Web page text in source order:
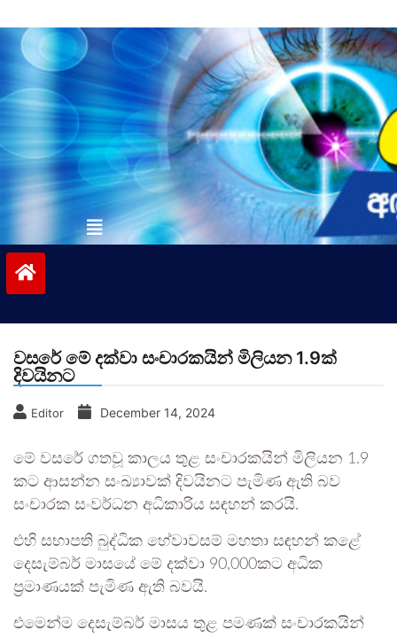
to
contentvinivida.lk
වසරේ මේ දක්වා සංචාරකයින් මිලියන 1.9ක්
දිවයිනට
Editor December 14, 2024
මේ වසරේ ගතවූ කාලය තුළ සංචාරකයින් මිලියන 1.9
කට ආසන්න සංඛ්‍යාවක් දිවයිනට පැමිණ ඇති බව
සංචාරක සංවර්ධන අධිකාරිය සඳහන් කරයි.
එහි සභාපති බුද්ධික හේවාවසම් මහතා සඳහන් කළේ
දෙසැම්බර් මාසයේ මේ දක්වා 90,000කට අධික
ප්‍රමාණයක් පැමිණ ඇති බවයි.
එමෙන්ම දෙසැම්බර් මාසය තුළ පමණක් සංචාරකයින්